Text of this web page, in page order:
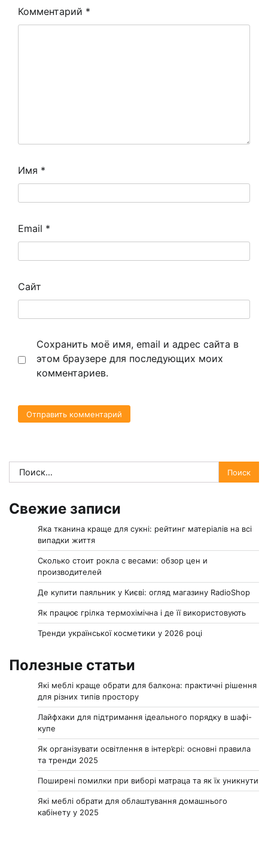
Комментарий *
Имя *
Email *
Сайт
Сохранить моё имя, email и адрес сайта в
этом браузере для последующих моих
комментариев.
Найти:
Свежие записи
Яка тканина краще для сукні: рейтинг матеріалів на всі
випадки життя
Сколько стоит рокла с весами: обзор цен и
производителей
Де купити паяльник у Києві: огляд магазину RadioShop
Як працює грілка термохімічна і де її використовують
Тренди української косметики у 2026 році
Полезные статьи
Які меблі краще обрати для балкона: практичні рішення
для різних типів простору
Лайфхаки для підтримання ідеального порядку в шафі-
купе
Як організувати освітлення в інтер’єрі: основні правила
та тренди 2025
Поширені помилки при виборі матраца та як їх уникнути
Які меблі обрати для облаштування домашнього
кабінету у 2025